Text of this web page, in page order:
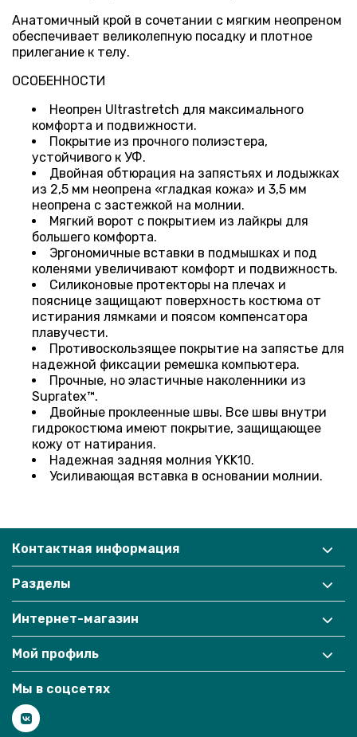
Анатомичный крой в сочетании с мягким неопреном
обеспечивает великолепную посадку и плотное
прилегание к телу.
ОСОБЕННОСТИ
Неопрен Ultrastretch для максимального
комфорта и подвижности.
Покрытие из прочного полиэстера,
устойчивого к УФ.
Двойная обтюрация на запястьях и лодыжках
из 2,5 мм неопрена «гладкая кожа» и 3,5 мм
неопрена с застежкой на молнии.
Мягкий ворот с покрытием из лайкры для
большего комфорта.
Эргономичные вставки в подмышках и под
коленями увеличивают комфорт и подвижность.
Силиконовые протекторы на плечах и
пояснице защищают поверхность костюма от
истирания лямками и поясом компенсатора
плавучести.
Противоскользящее покрытие на запястье для
надежной фиксации ремешка компьютера.
Прочные, но эластичные наколенники из
Supratex™.
Двойные проклеенные швы. Все швы внутри
гидрокостюма имеют покрытие, защищающее
кожу от натирания.
Надежная задняя молния YKK10.
Усиливающая вставка в основании молнии.
Контактная информация
Разделы
Интернет-магазин
Мой профиль
Мы в соцсетях